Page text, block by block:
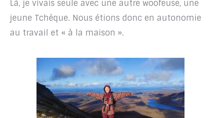
Là, je vivais seule avec une autre woofeuse, une
jeune Tchèque. Nous étions donc en autonomie
au travail et « à la maison ».